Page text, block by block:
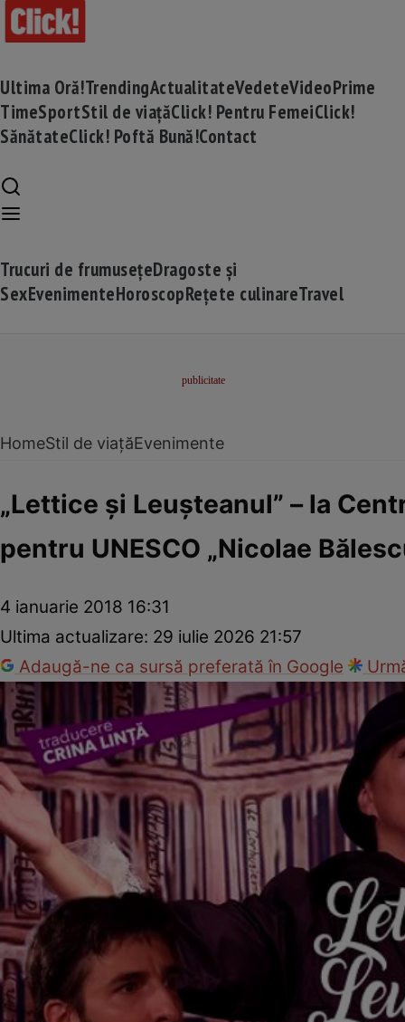
Ultima Oră!TrendingActualitateVedeteVideoPrime
TimeSportStil de viațăClick! Pentru FemeiClick!
SănătateClick! Poftă Bună!Contact
Trucuri de frumusețeDragoste și
SexEvenimenteHoroscopRețete culinareTravel
HomeStil de viațăEvenimente
„Lettice şi Leuşteanul” – la
pentru UNESCO „Nicolae
4 ianuarie 2018 16:31
Ultima actualizare: 29 iulie 2026 21:57
Adaugă-ne ca sursă preferată în Google